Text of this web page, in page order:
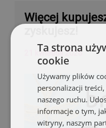
Więcej
21 kwietnia 2026
Ta strona
cookie
Używamy plików
personalizacji
naszego ruchu.
informacje o tym,
witryny, naszym